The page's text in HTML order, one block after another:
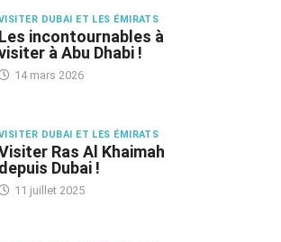
DUBAI ET LES ÉMIRATS
Les incontournables à
à Abu Dhabi !
14 mars 2026
DUBAI ET LES ÉMIRATS
Ras Al Khaimah
depuis Dubai !
11 juillet 2025